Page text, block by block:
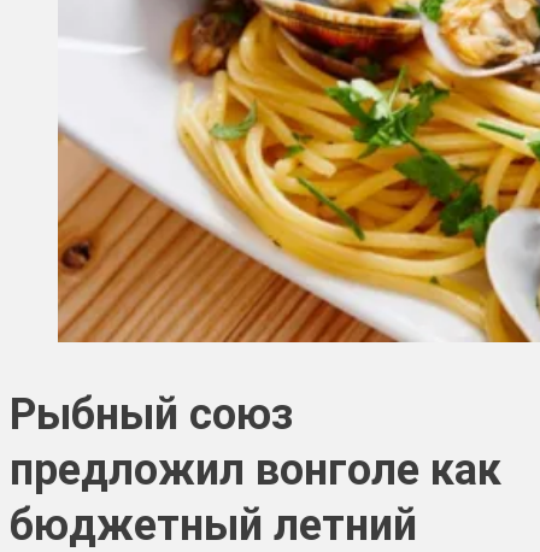
Рыбный союз
предложил вонголе как
бюджетный летний